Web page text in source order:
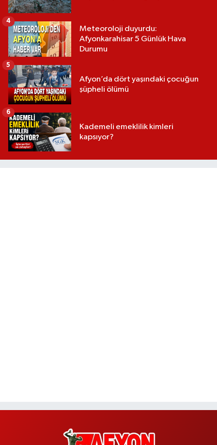
Meteoroloji duyurdu:
Afyonkarahisar 5 Günlük Hava
Durumu
4
Afyon’da dört yaşındaki çocuğun
şüpheli ölümü
5
Kademeli emeklilik kimleri
kapsıyor?
6